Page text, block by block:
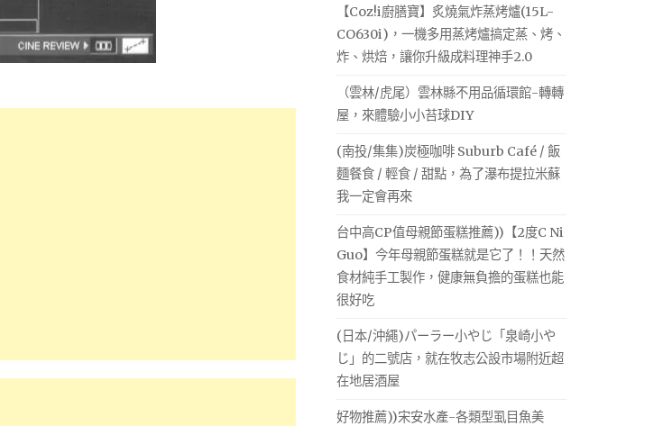
【Coz!i廚膳寶】炙燒氣炸蒸烤爐(15L-
CO630i)，一機多用蒸烤爐搞定蒸、烤、
炸、烘焙，讓你升級成料理神手2.0
（雲林/虎尾）雲林縣不用品循環館-轉轉
屋，來體驗小小苔球DIY
(南投/集集)炭極咖啡 Suburb Café / 飯
麵餐食 / 輕食 / 甜點，為了瀑布提拉米蘇
我一定會再來
台中高CP值母親節蛋糕推薦))【2度C Ni
Guo】今年母親節蛋糕就是它了！！天然
食材純手工製作，健康無負擔的蛋糕也能
很好吃
(日本/沖繩)パーラー小やじ「泉崎小や
じ」的二號店，就在牧志公設市場附近超
在地居酒屋
好物推薦))宋安水產-各類型虱目魚美